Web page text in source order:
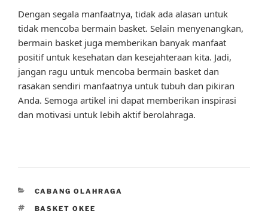
Dengan segala manfaatnya, tidak ada alasan untuk
tidak mencoba bermain basket. Selain menyenangkan,
bermain basket juga memberikan banyak manfaat
positif untuk kesehatan dan kesejahteraan kita. Jadi,
jangan ragu untuk mencoba bermain basket dan
rasakan sendiri manfaatnya untuk tubuh dan pikiran
Anda. Semoga artikel ini dapat memberikan inspirasi
dan motivasi untuk lebih aktif berolahraga.
CATEGORIES
CABANG OLAHRAGA
TAGS
BASKET OKEE